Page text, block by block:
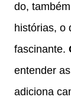
do,
histórias, o
fascinante.
entender
adiciona